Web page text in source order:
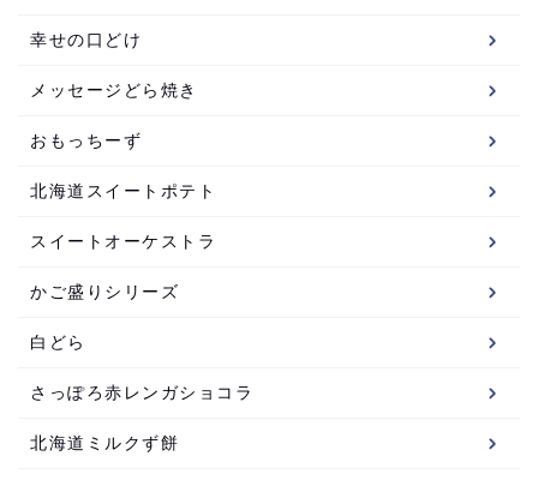
幸せの口どけ
メッセージどら焼き
おもっちーず
北海道スイートポテト
スイートオーケストラ
かご盛りシリーズ
白どら
さっぽろ赤レンガショコラ
北海道ミルクず餅